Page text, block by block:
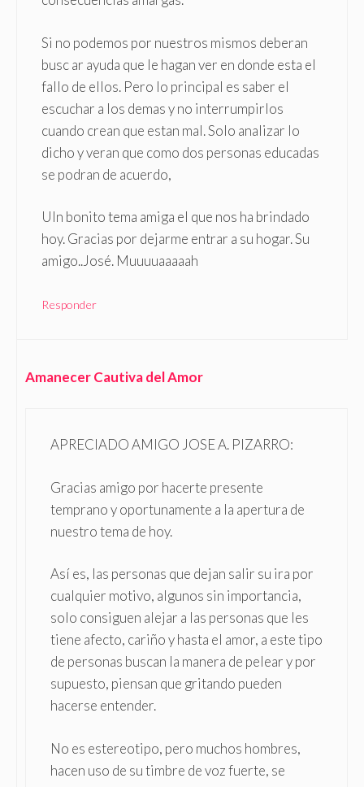
Si no podemos por nuestros mismos deberan
busc ar ayuda que le hagan ver en donde esta el
fallo de ellos. Pero lo principal es saber el
escuchar a los demas y no interrumpirlos
cuando crean que estan mal. Solo analizar lo
dicho y veran que como dos personas educadas
se podran de acuerdo,
UIn bonito tema amiga el que nos ha brindado
hoy. Gracias por dejarme entrar a su hogar. Su
amigo..José. Muuuuaaaaah
Responder
Amanecer Cautiva del Amor
APRECIADO AMIGO JOSE A. PIZARRO:
Gracias amigo por hacerte presente
temprano y oportunamente a la apertura de
nuestro tema de hoy.
Así es, las personas que dejan salir su ira por
cualquier motivo, algunos sin importancia,
solo consiguen alejar a las personas que les
tiene afecto, cariño y hasta el amor, a este tipo
de personas buscan la manera de pelear y por
supuesto, piensan que gritando pueden
hacerse entender.
No es estereotipo, pero muchos hombres,
hacen uso de su timbre de voz fuerte, se